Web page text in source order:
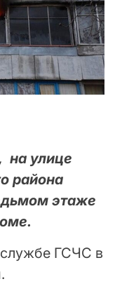
на улице
района
этаже
ГСЧС в